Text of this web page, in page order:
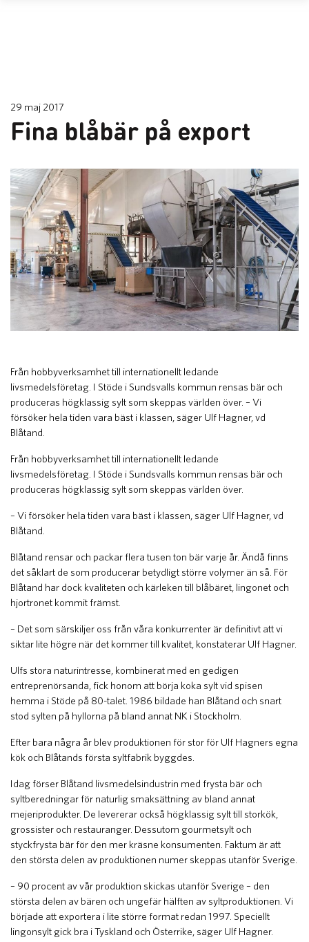
29 maj 2017
Fina blåbär på export
Från hobbyverksamhet till internationellt ledande
livsmedelsföretag. I Stöde i Sundsvalls kommun rensas bär och
produceras högklassig sylt som skeppas världen över. – Vi
försöker hela tiden vara bäst i klassen, säger Ulf Hagner, vd
Blåtand.
Från hobbyverksamhet till internationellt ledande
livsmedelsföretag. I Stöde i Sundsvalls kommun rensas bär och
produceras högklassig sylt som skeppas världen över.
– Vi försöker hela tiden vara bäst i klassen, säger Ulf Hagner, vd
Blåtand.
Blåtand rensar och packar flera tusen ton bär varje år. Ändå finns
det såklart de som producerar betydligt större volymer än så. För
Blåtand har dock kvaliteten och kärleken till blåbäret, lingonet och
hjortronet kommit främst.
– Det som särskiljer oss från våra konkurrenter är definitivt att vi
siktar lite högre när det kommer till kvalitet, konstaterar Ulf Hagner.
Ulfs stora naturintresse, kombinerat med en gedigen
entreprenörsanda, fick honom att börja koka sylt vid spisen
hemma i Stöde på 80-talet. 1986 bildade han Blåtand och snart
stod sylten på hyllorna på bland annat NK i Stockholm.
Efter bara några år blev produktionen för stor för Ulf Hagners egna
kök och Blåtands första syltfabrik byggdes.
Idag förser Blåtand livsmedelsindustrin med frysta bär och
syltberedningar för naturlig smaksättning av bland annat
mejeriprodukter. De levererar också högklassig sylt till storkök,
grossister och restauranger. Dessutom gourmetsylt och
styckfrysta bär för den mer kräsne konsumenten. Faktum är att
den största delen av produktionen numer skeppas utanför Sverige.
– 90 procent av vår produktion skickas utanför Sverige – den
största delen av bären och ungefär hälften av syltproduktionen. Vi
började att exportera i lite större format redan 1997. Speciellt
lingonsylt gick bra i Tyskland och Österrike, säger Ulf Hagner.